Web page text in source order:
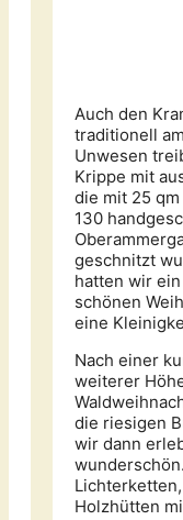
Auch den
traditionell
Unwesen
Krippe mit
die mit 25
130
geschnitzt
hatten wir
schönen
eine
Nach einer
weiterer
die riesigen
wir dann
Holzhütten